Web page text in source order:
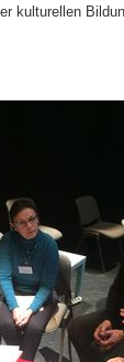
kulturellen